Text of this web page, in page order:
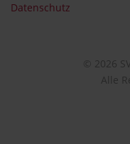
Datenschutz
© 2026
Alle